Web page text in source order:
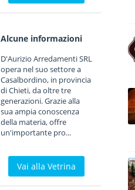
Alcune informazioni
D'Aurizio Arredamenti SRL
opera nel suo settore a
Casalbordino, in provincia
di Chieti, da oltre tre
generazioni. Grazie alla
sua ampia conoscenza
della materia, offre
un'importante pro...
Vai alla Vetrina